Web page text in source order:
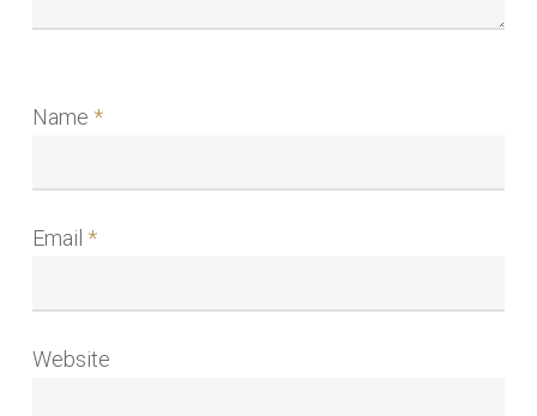
Name *
Email *
Website